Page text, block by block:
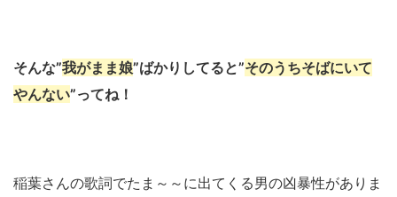
そんな”我がまま娘”ばかりしてると”そのうちそばにいて
やんない”ってね！
稲葉さんの歌詞でたま～～に出てくる男の凶暴性がありま